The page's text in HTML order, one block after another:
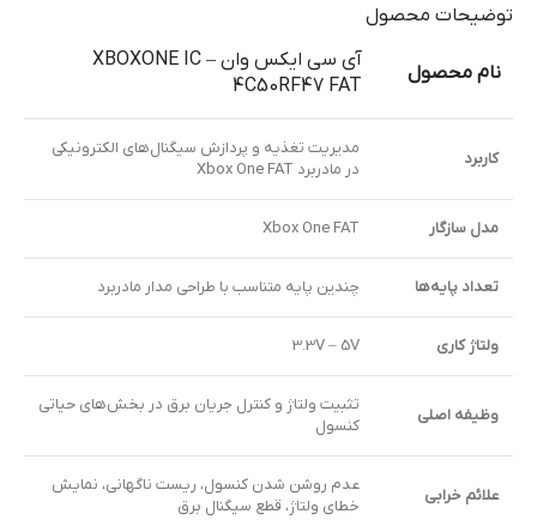
توضیحات محصول
نام محصول
آی سی ایکس وان – XBOXONE IC
4C50RF47 FAT
کاربرد
مدیریت تغذیه و پردازش سیگنال‌های الکترونیکی
در مادربرد Xbox One FAT
مدل سازگار Xbox One FAT
تعداد پایه‌ها چندین پایه متناسب با طراحی مدار مادربرد
ولتاژ کاری 3.3V – 5V
وظیفه اصلی
تثبیت ولتاژ و کنترل جریان برق در بخش‌های حیاتی
کنسول
علائم خرابی
عدم روشن شدن کنسول، ریست ناگهانی، نمایش
خطای ولتاژ، قطع سیگنال برق